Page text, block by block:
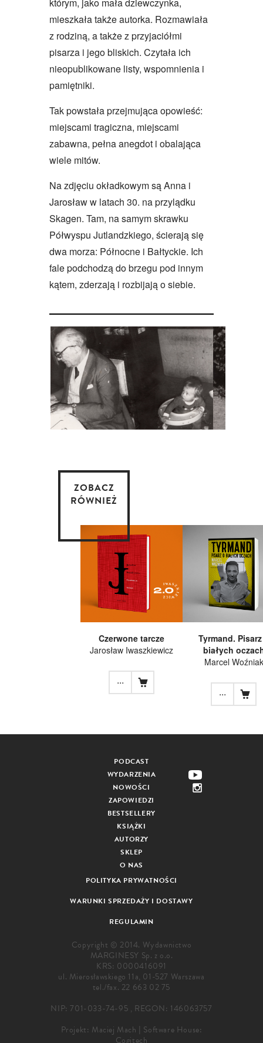
mieszkała także autorka. Rozmawiała
z rodziną, a także z przyjaciółmi
pisarza i jego bliskich. Czytała ich
nieopublikowane listy, wspomnienia i
pamiętniki.
Tak powstała przejmująca opowieść:
miejscami tragiczna, miejscami
zabawna, pełna anegdot i obalająca
wiele mitów.
Na zdjęciu okładkowym są Anna i
Jarosław w latach 30. na przylądku
Skagen. Tam, na samym skrawku
Półwyspu Jutlandzkiego, ścierają się
dwa morza: Północne i Bałtyckie. Ich
fale podchodzą do brzegu pod innym
kątem, zderzają i rozbijają o siebie.
ZOBACZ
RÓWNIEŻ
Czerwone tarcze
Jarosław Iwaszkiewicz
...
Tyrmand.
białych
Marcel Woźniak
...
PODCAST
WYDARZENIA
NOWOŚCI
ZAPOWIEDZI
BESTSELLERY
KSIĄŻKI
AUTORZY
SKLEP
O NAS
POLITYKA PRYWATNOŚCI
WARUNKI SPRZEDAŻY I DOSTAWY
REGULAMIN
Copyright © 2014. Wydawnictwo
MARGINESY Sp. z o.o.
KRS: 0000416091
ul. Mierosławskiego 11a, 01-527 Warszawa
tel./fax. 22 663 02 75
NIP: 701-033-74-95 , REGON: 146063757
Projekt: Maciej Mach | Software House:
Cogitech